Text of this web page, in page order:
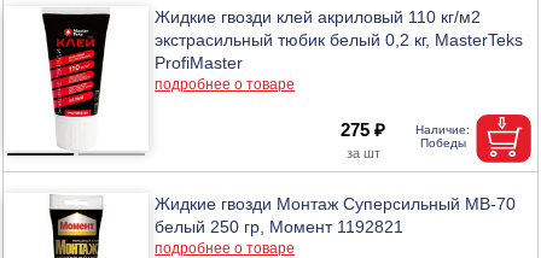
Жидкие гвозди клей акриловый 110 кг/м2
экстрасильный тюбик белый 0,2 кг, MasterTeks
ProfiMaster
подробнее о товаре
275 ₽
Жидкие гвозди Монтаж Суперсильный МВ-70
белый 250 гр, Момент 1192821
подробнее о товаре